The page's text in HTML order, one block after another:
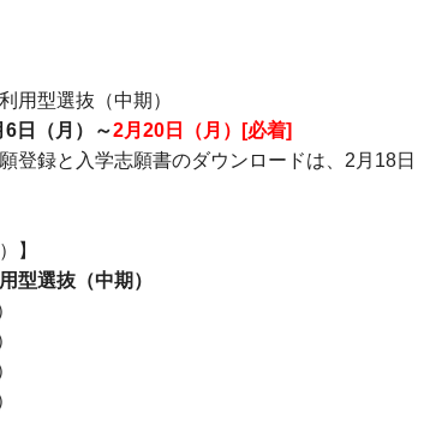
用型選抜（中期）
日（月）～2月20日（月）[必着]
録と入学志願書のダウンロードは、2月18日
】
型選抜（中期）